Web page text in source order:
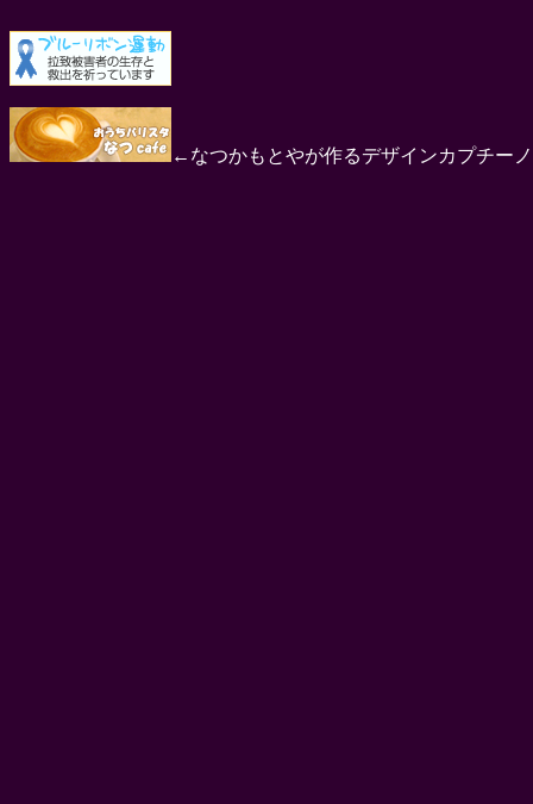
←なつかもとやが作るデザインカプチー